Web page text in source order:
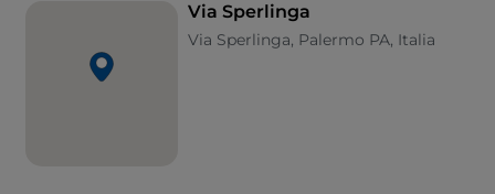
Via Sperlinga
Via Sperlinga, Palermo PA, Italia